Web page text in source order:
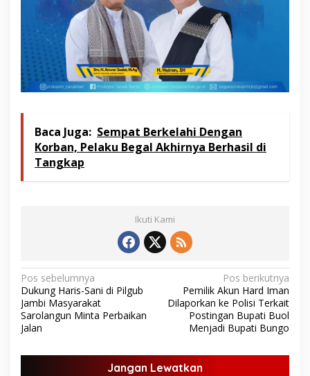
Baca Juga: Sempat Berkelahi Dengan
Korban, Pelaku Begal Akhirnya Berhasil di
Tangkap
Ikuti Kami
N
a
v
i
g
Pos sebelumnya
Dukung Haris-Sani di Pilgub
Jambi Masyarakat
Sarolangun Minta Perbaikan
Jalan
Pos berikutnya
Pemilik Akun Hard Iman
Dilaporkan ke Polisi Terkait
Postingan Bupati Buol
Menjadi Bupati Bungo
Jangan Lewatkan